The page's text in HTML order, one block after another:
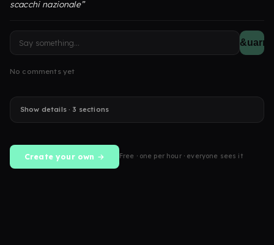
scacchi nazionale”
&uarr;
No comments yet
Show details · 3 sections
Create your own → Free · one per hour · everyone sees it